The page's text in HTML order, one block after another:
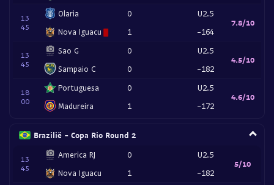
13
45
Olaria
Nova Iguacu
0
1
U2.5
-164
7.8/10
13
45
Sao G
Sampaio C
0
0
U2.5
-182
4.5/10
18
00
Portuguesa
Madureira
0
1
U2.5
-172
4.6/10
Brazilië - Copa Rio Round 2
13
45
America RJ
Nova Iguacu
0
1
U2.5
-182
5/10